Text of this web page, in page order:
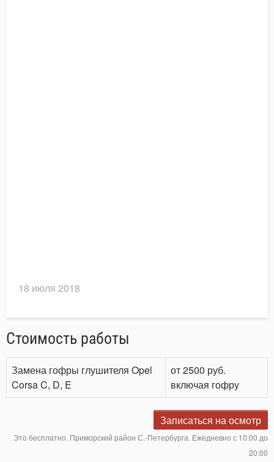
18 июля 2018
Стоимость работы
Замена гофры глушителя Opel
Corsa C, D, E
от 2500 руб.
включая гофру
Записаться на осмотр
Это бесплатно. Приморский район С.-Петербурга. Ежедневно с 10:00 до
20:00